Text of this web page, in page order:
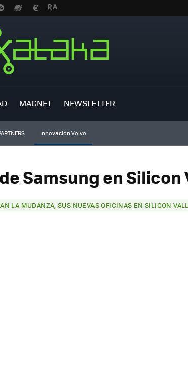
MAGNET NEWSLETTER
Innovación Volvo
Samsung en Silicon
LA MUDANZA, SUS NUEVAS OFICINAS EN SILICON